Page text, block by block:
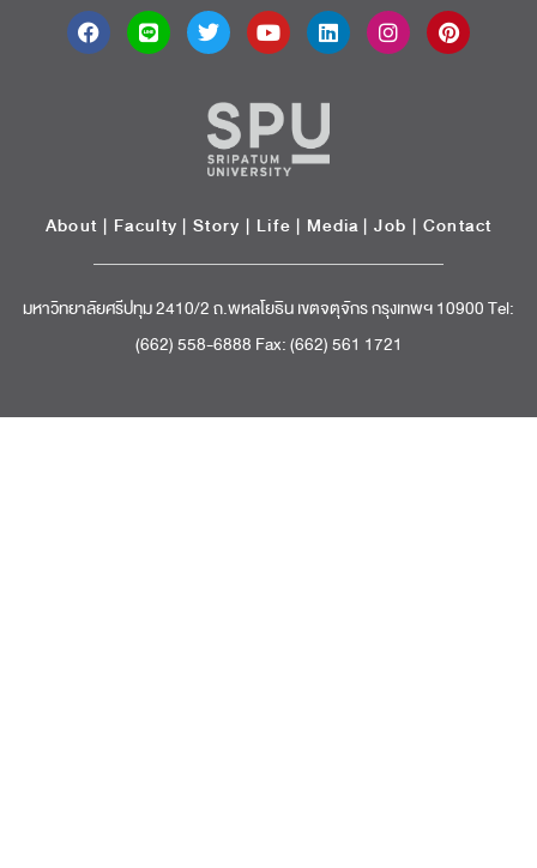
About | Faculty | Story | Life | Media |Job | Contact
มหาวิทยาลัยศรีปทุม 2410/2 ถ.พหลโยธิน เขตจตุจักร กรุงเทพฯ 10900 Tel:
(662) 558-6888 Fax: (662) 561 1721